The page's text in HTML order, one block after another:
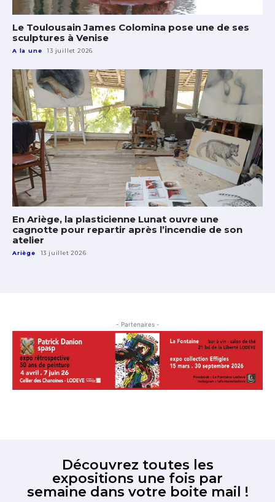
Le Toulousain James Colomina pose une de ses
sculptures à Venise
A la une 13 juillet 2026
En Ariège, la plasticienne Lunat ouvre une
cagnotte pour repartir après l’incendie de son
atelier
Ariège 13 juillet 2026
- Partenaires -
Découvrez toutes les
expositions une fois par
semaine dans votre boite mail !